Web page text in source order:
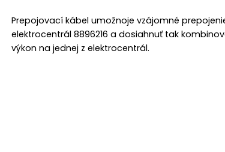
Prepojovací kábel umožnoje vzájomné
elektrocentrál 8896216 a dosiahnuť tak
výkon na jednej z elektrocentrál.